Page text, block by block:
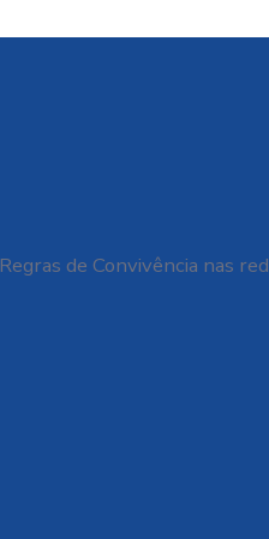
Regras de Convivência nas